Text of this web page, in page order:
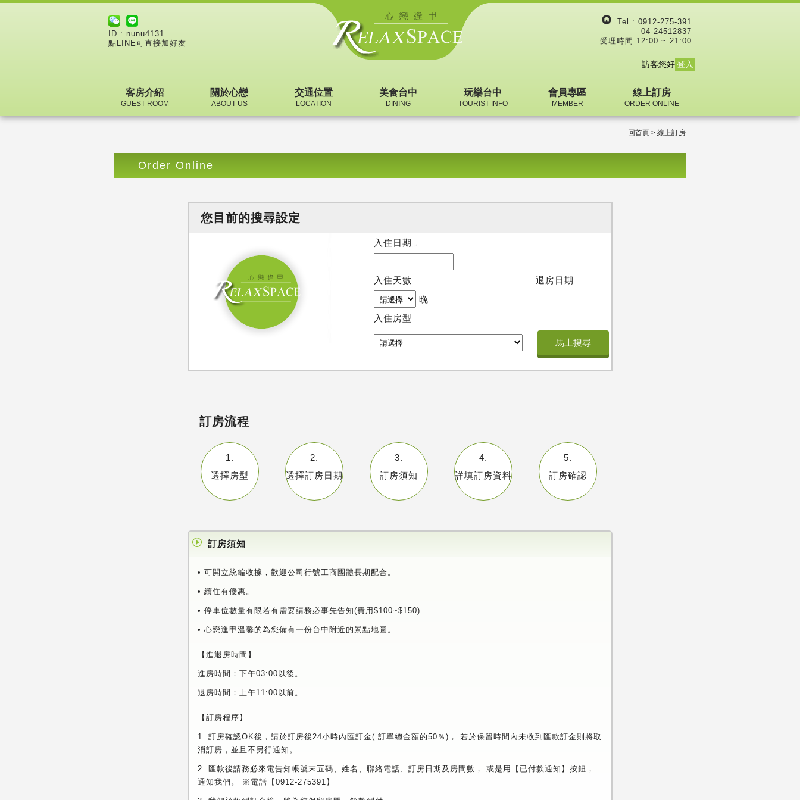
ID : nunu4131
點LINE可直接加好友
Tel : 0912-275-391
04-24512837
受理時間 12:00 ~ 21:00
訪客您好登入
客房介紹
GUEST ROOM
關於心戀
ABOUT US
交通位置
LOCATION
美食台中
DINING
玩樂台中
TOURIST INFO
會員專區
MEMBER
線上訂房
ORDER ONLINE
回首頁 > 線上訂房
Order Online
您目前的搜尋設定
入住日期
入住天數
退房日期
晚
入住房型
訂房流程
1.
選擇房型
2.
選擇訂房日期
3.
訂房須知
4.
詳填訂房資料
5.
訂房確認
訂房須知
• 可開立統編收據，歡迎公司行號工商團體長期配合。
• 續住有優惠。
• 停車位數量有限若有需要請務必事先告知(費用$100~$150)
• 心戀逢甲溫馨的為您備有一份台中附近的景點地圖。
【進退房時間】
進房時間：下午03:00以後。
退房時間：上午11:00以前。
【訂房程序】
1. 訂房確認OK後，請於訂房後24小時內匯訂金( 訂單總金額的50％)， 若於保留時間內未收到匯款訂金則將取
消訂房，並且不另行通知。
2. 匯款後請務必來電告知帳號末五碼、姓名、聯絡電話、訂房日期及房間數， 或是用【已付款通知】按鈕，
通知我們。 ※電話【0912-275391】